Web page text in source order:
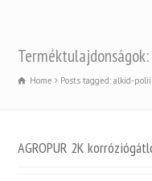
Home Posts tagged: alkid-
AGROPUR 2K